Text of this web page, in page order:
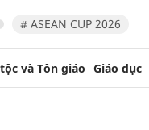
# ASEAN CUP 2026
và Tôn giáo Giáo dục